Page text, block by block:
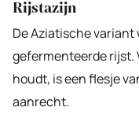
Rijstazijn
De Aziatische variant
gefermenteerde rijst.
houdt, is een flesje
aanrecht.